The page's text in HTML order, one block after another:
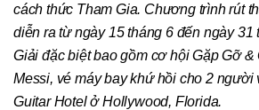
cách thức Tham Gia. Chương trình rút
diễn ra từ ngày 15 tháng 6 đến ngày 31
Giải đặc biệt bao gồm cơ hội Gặp Gỡ
Messi, vé máy bay khứ hồi cho 2 người
Guitar Hotel ở Hollywood, Florida.